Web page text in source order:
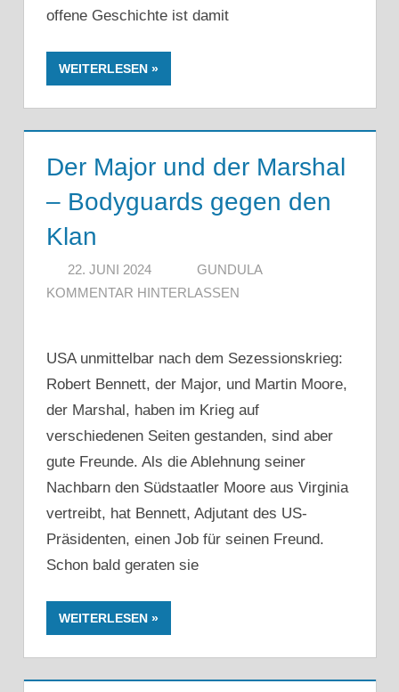
offene Geschichte ist damit
WEITERLESEN
Der Major und der Marshal
– Bodyguards gegen den
Klan
22. JUNI 2024
GUNDULA
KOMMENTAR HINTERLASSEN
USA unmittelbar nach dem Sezessionskrieg:
Robert Bennett, der Major, und Martin Moore,
der Marshal, haben im Krieg auf
verschiedenen Seiten gestanden, sind aber
gute Freunde. Als die Ablehnung seiner
Nachbarn den Südstaatler Moore aus Virginia
vertreibt, hat Bennett, Adjutant des US-
Präsidenten, einen Job für seinen Freund.
Schon bald geraten sie
WEITERLESEN